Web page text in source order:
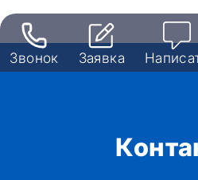
Звонок Заявка